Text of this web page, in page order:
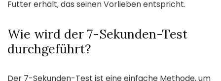
Futter erhält, das seinen Vorlieben entspricht.
Wie wird der 7-Sekunden-Test
durchgeführt?
Der 7-Sekunden-Test ist eine einfache Methode, um